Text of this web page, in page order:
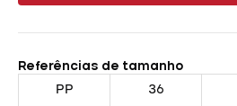
Referências de tamanho
PP
36